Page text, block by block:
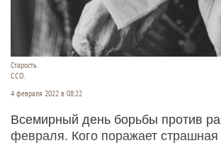
Старость.
CCO.
4 февраля 2022 в 08:22
Всемирный день борьбы против
февраля. Кого поражает страшная